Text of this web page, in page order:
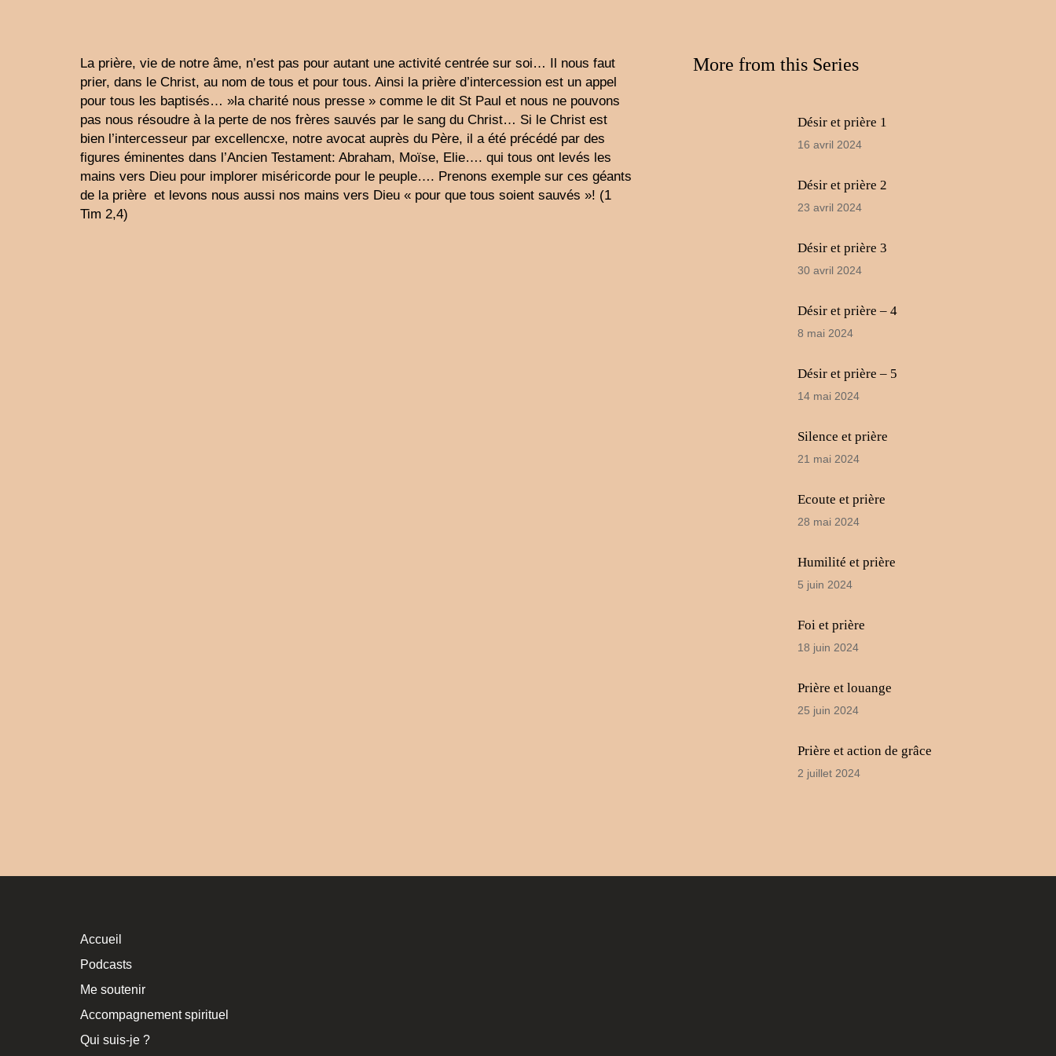
La prière, vie de notre âme, n’est pas pour autant une activité centrée sur soi… Il nous faut
prier, dans le Christ, au nom de tous et pour tous. Ainsi la prière d’intercession est un appel
pour tous les baptisés… »la charité nous presse » comme le dit St Paul et nous ne pouvons
pas nous résoudre à la perte de nos frères sauvés par le sang du Christ… Si le Christ est
bien l’intercesseur par excellencxe, notre avocat auprès du Père, il a été précédé par des
figures éminentes dans l’Ancien Testament: Abraham, Moïse, Elie…. qui tous ont levés les
mains vers Dieu pour implorer miséricorde pour le peuple…. Prenons exemple sur ces géants
de la prière et levons nous aussi nos mains vers Dieu « pour que tous soient sauvés »! (1
Tim 2,4)
More from this Series
Désir et prière 1
16 avril 2024
Désir et prière 2
23 avril 2024
Désir et prière 3
30 avril 2024
Désir et prière – 4
8 mai 2024
Désir et prière – 5
14 mai 2024
Silence et prière
21 mai 2024
Ecoute et prière
28 mai 2024
Humilité et prière
5 juin 2024
Foi et prière
18 juin 2024
Prière et louange
25 juin 2024
Prière et action de grâce
2 juillet 2024
Accueil
Podcasts
Me soutenir
Accompagnement spirituel
Qui suis-je ?